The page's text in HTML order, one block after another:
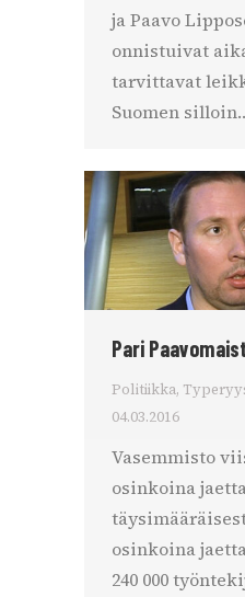
ja Paavo
onnistuivat
tarvittavat
Suomen
Pari
Politiikka,
04.03.2016
Vasemmisto
osinkoina
osinkoina
240 000